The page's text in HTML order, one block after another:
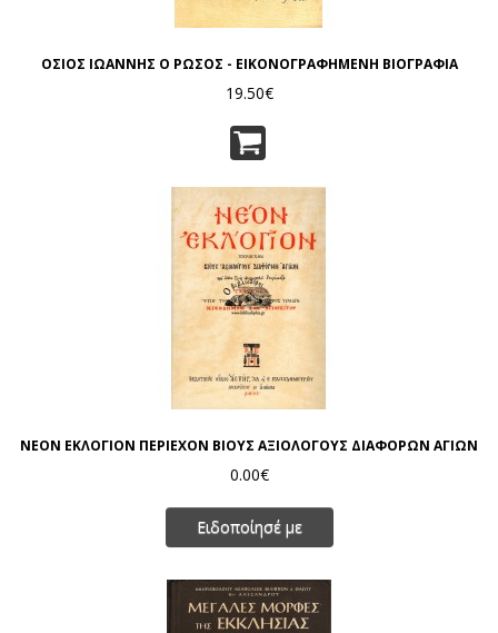
ΟΣΙΟΣ ΙΩΑΝΝΗΣ Ο ΡΩΣΟΣ - ΕΙΚΟΝΟΓΡΑΦΗΜΕΝΗ ΒΙΟΓΡΑΦΙΑ
19.50€
ΝΕΟΝ ΕΚΛΟΓΙΟΝ ΠΕΡΙΕΧΟΝ ΒΙΟΥΣ ΑΞΙΟΛΟΓΟΥΣ ΔΙΑΦΟΡΩΝ ΑΓΙΩΝ
0.00€
Ειδοποίησέ με